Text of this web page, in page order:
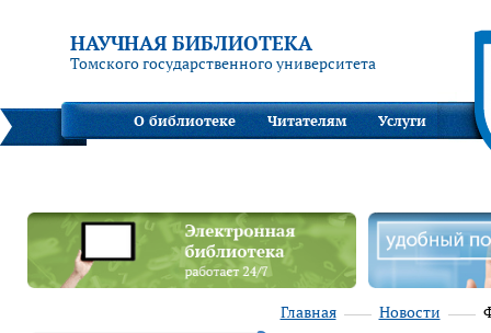
НАУЧНАЯ БИБЛИОТЕКА
Томского государственного университета
О библиотеке Читателям Услуги
Главная Новости